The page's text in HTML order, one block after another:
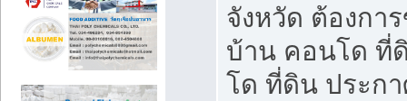
จังหวัด ต้องกา
บ้าน คอนโด ที่
โด ที่ดิน ประก